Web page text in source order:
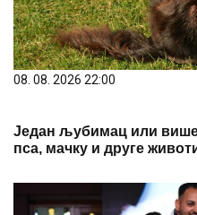
08. 08. 2026 22:00
Један љубимац или
пса, мачку и друге